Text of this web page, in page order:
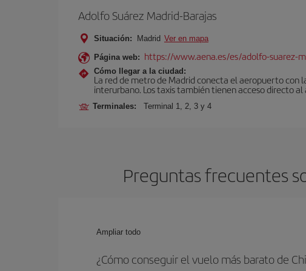
Adolfo Suárez Madrid-Barajas
Situación: Madrid Ver en mapa
Página web: https://www.aena.es/es/adolfo-suarez-
Cómo llegar a la ciudad:
La red de metro de Madrid conecta el aeropuerto con
interurbano. Los taxis también tienen acceso directo
Terminales: Terminal 1, 2, 3 y 4
Preguntas frecuentes
Ampliar todo
¿Cómo conseguir el vuelo más barato de